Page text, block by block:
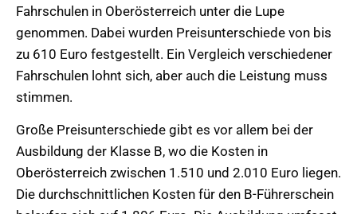
Fahrschulen in Oberösterreich unter die Lupe
genommen. Dabei wurden Preisunterschiede von bis
zu 610 Euro festgestellt. Ein Vergleich verschiedener
Fahrschulen lohnt sich, aber auch die Leistung muss
stimmen.
Große Preisunterschiede gibt es vor allem bei der
Ausbildung der Klasse B, wo die Kosten in
Oberösterreich zwischen 1.510 und 2.010 Euro liegen.
Die durchschnittlichen Kosten für den B-Führerschein